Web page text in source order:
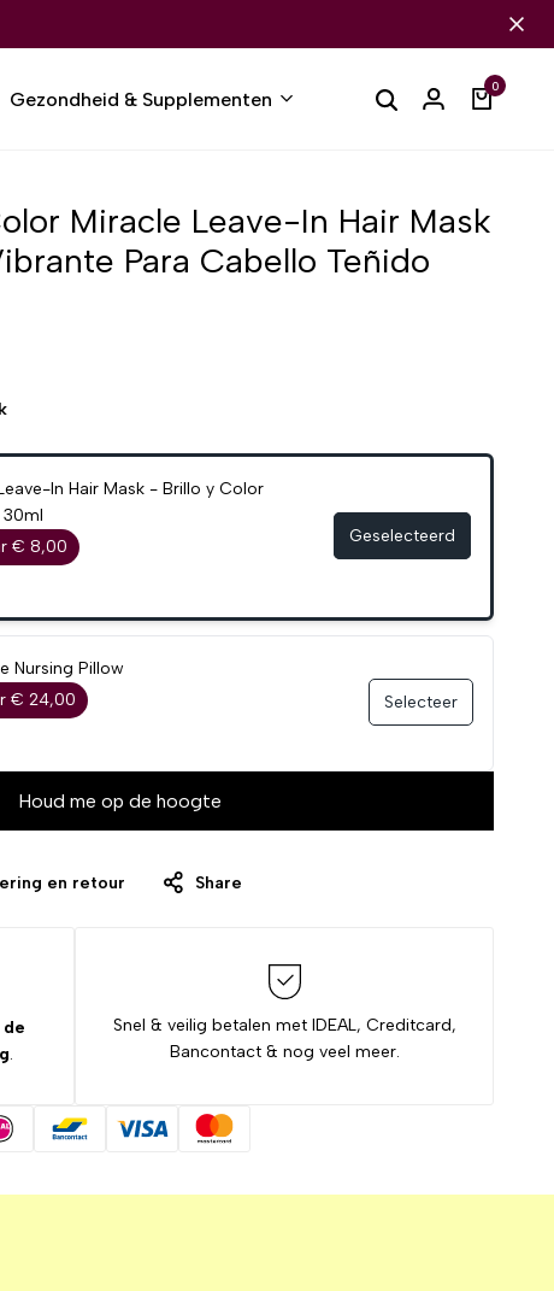
Gezondheid & Supplementen
0
Miracle Leave-In Hair Mask
Para Cabello Teñido
In Hair Mask - Brillo y Color
30ml
€ 8,00
Geselecteerd
Nursing Pillow
€ 24,00
Selecteer
Houd me op de hoogte
en retour Share
de
.
Snel & veilig betalen met IDEAL, Creditcard,
Bancontact & nog veel meer.